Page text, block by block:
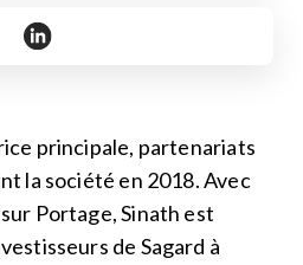
https://www.linkedin.com/in/
principale, partenariats
la société en 2018. Avec
Portage, Sinath est
de Sagard à